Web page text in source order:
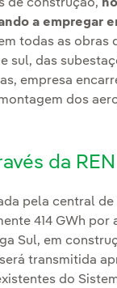
de construção,
a empregar
todas as obras
sul, das
empresa
dos
da REN
pela central de
414 GWh por
Sul, em
transmitida
do